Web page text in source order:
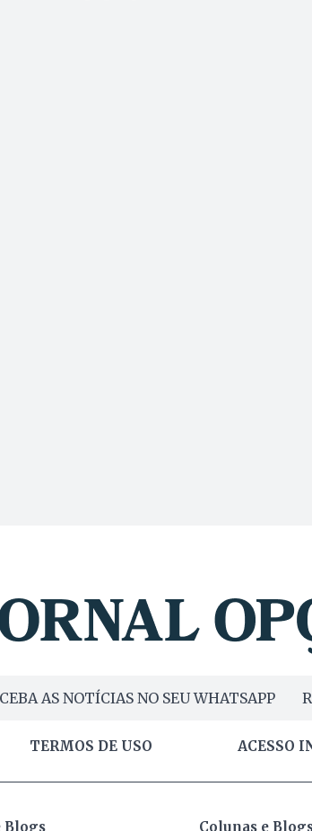
AS NOTÍCIAS NO SEU WHATSAPP
TERMOS DE USO ACESSO
Blogs Colunas e